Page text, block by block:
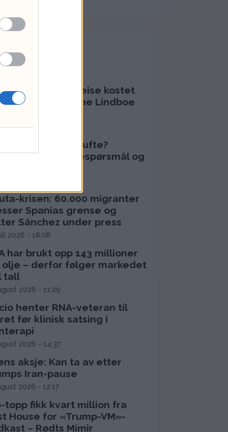
Jafferys VM-reise kostet
kroner – Anne Lindboe
2026 - 13:04
døde Olaf Tufte?
vaksinespørsmål og
krisen: 60.000 migranter
Spanias grense og
Sánchez under press
2026 - 18:08
har brukt opp 143 millioner
– derfor følger markedet
tall
2026 - 11:29
henter RNA-veteran til
før klinisk satsing i
2026 - 14:37
aksje: Kan ta av etter
Iran-pause
2026 - 12:17
topp fikk kvart million fra
House for «Trump-VM»-
– Rødts Mímir